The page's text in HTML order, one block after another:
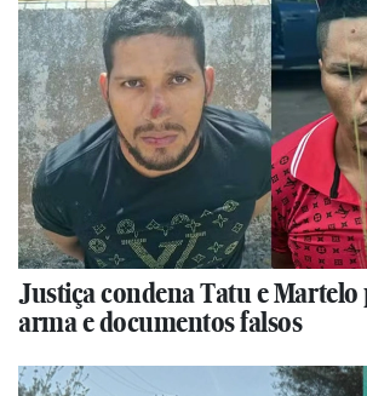
Justiça condena Tatu e Martelo
arma e documentos falsos